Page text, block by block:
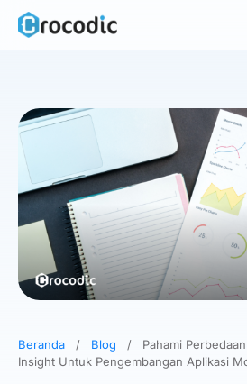
Skip
Beranda / Blog /
Pahami
Insight Untuk Pengembangan Aplikasi